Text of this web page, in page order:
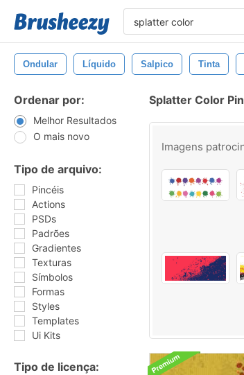
Ondular Líquido Salpico Tinta
Ordenar por:
Melhor Resultados
O mais novo
Tipo de arquivo:
Pincéis
Actions
PSDs
Padrões
Gradientes
Texturas
Símbolos
Formas
Styles
Templates
Ui Kits
Tipo de licença:
Splatter Color
Imagens